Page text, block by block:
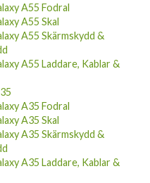
A55 Fodral
A55 Skal
A55 Skärmskydd &
A55 Laddare, Kablar &
A35 Fodral
A35 Skal
A35 Skärmskydd &
A35 Laddare, Kablar &